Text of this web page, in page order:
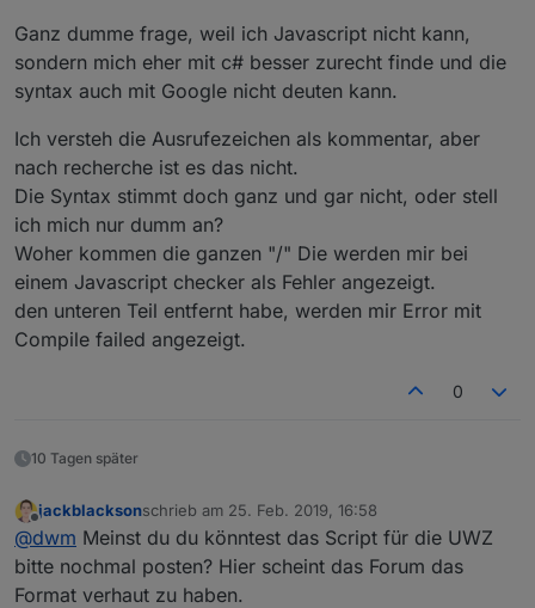
+i+".begin",0,forceinitstates,
{type:/createstate(channelid+".warning."
+i+".end",0,forceinitstates,
{type:/createstate(channelid+".warning."
{type:/'number'});/createstate(channelid
+".warning."+i+".type",0,forceinitstates
{type:/}/function/processresultentry(w)/
this.object="JSON.stringify(w);"
this.begin="formatDate(new"
date(w.dtgstart),"dd.mm.yyyy/hh:mm");/th
is.end="formatDate(new"
date(w.dtgend),"dd.mm.yyyy/this.longtext
="w.payload.translationsLongText.DE;"
ortText.DE;" this.severity="w.severity;"
/thedata="JSON.parse(data);" warnings="
(i=0; i<thedata.results.length;
3/10/i++)/{/warnings.push(new/processres
ultentry(thedata.results[i]));/}/*/warni
ngs.sort(function(a,b)
{/var/asort="a.urgency*1000+a.category*1
Ganz dumme frage, weil ich Javascript nicht kann,
sondern mich eher mit c# besser zurecht finde und die
syntax auch mit Google nicht deuten kann.
Ich versteh die Ausrufezeichen als kommentar, aber
nach recherche ist es das nicht.
Die Syntax stimmt doch ganz und gar nicht, oder stell
ich mich nur dumm an?
Woher kommen die ganzen "/" Die werden mir bei
einem Javascript checker als Fehler angezeigt.
den unteren Teil entfernt habe, werden mir Error mit
Compile failed angezeigt.
0
10 Tagen später
Offline
jackblacksonschrieb am 25. Feb. 2019, 16:58
zuletzt editiert von
@dwm Meinst du du könntest das Script für die UWZ
bitte nochmal posten? Hier scheint das Forum das
Format verhaut zu haben.